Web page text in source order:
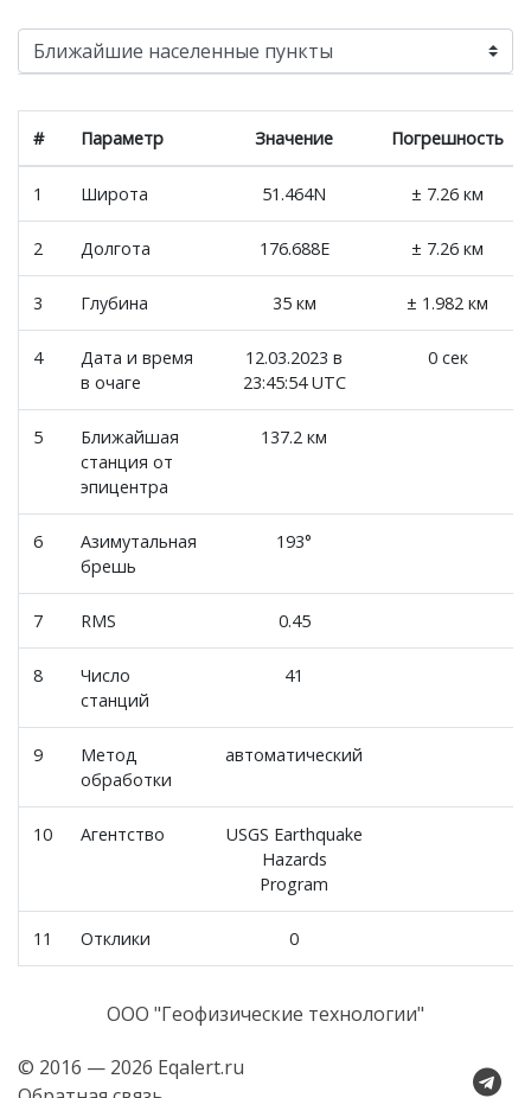
# Параметр Значение Погрешность
1 Широта 51.464N ± 7.26 км
2 Долгота 176.688E ± 7.26 км
3 Глубина 35 км ± 1.982 км
4
Дата и время
в очаге
12.03.2023 в
23:45:54 UTC
0 сек
5
Ближайшая
станция от
эпицентра
137.2 км
6
Азимутальная
брешь
193°
7 RMS 0.45
8
Число
станций
41
9
Метод
обработки
автоматический
10 Агентство
USGS Earthquake
Hazards
Program
11 Отклики 0
© 2016 — 2026 Eqalert.ru
ООО "Геофизические технологии"